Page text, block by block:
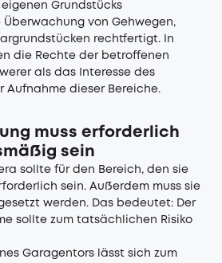
Grundstücks
Überwachung von Gehwegen,
rechtfertigt. In
die Rechte der betroffenen
als das Interesse des
Aufnahme dieser Bereiche.
muss erforderlich
sein
sollte für den Bereich, den sie
sein. Außerdem muss sie
werden. Das bedeutet: Der
sollte zum tatsächlichen Risiko
Garagentors lässt sich zum